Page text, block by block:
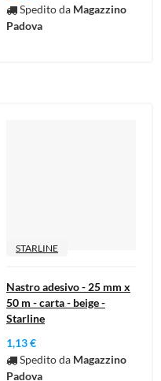
Spedito da Magazzino
Padova
STARLINE
Nastro adesivo - 25 mm x
50 m - carta - beige -
Starline
1,13 €
Spedito da Magazzino
Padova